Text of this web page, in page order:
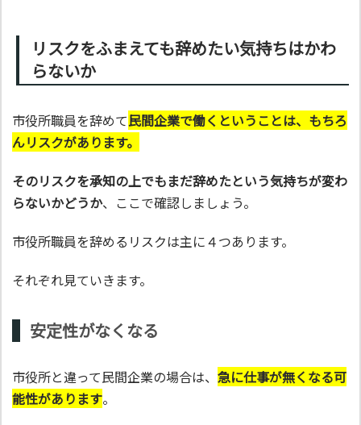
リスクをふまえても辞めたい気持ちはかわ
らないか
市役所職員を辞めて民間企業で働くということは、もちろ
んリスクがあります。
そのリスクを承知の上でもまだ辞めたという気持ちが変わ
らないかどうか、ここで確認しましょう。
市役所職員を辞めるリスクは主に４つあります。
それぞれ見ていきます。
安定性がなくなる
市役所と違って民間企業の場合は、 急に仕事が無くなる可
能性があります。